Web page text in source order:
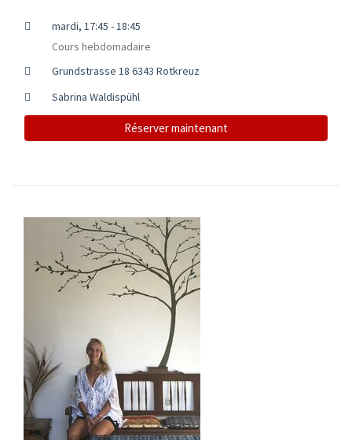
mardi, 17:45 - 18:45
Cours hebdomadaire
Grundstrasse 18 6343 Rotkreuz
Sabrina Waldispühl
Réserver maintenant